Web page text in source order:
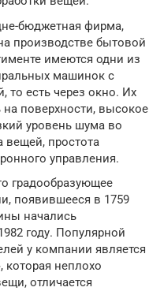
бюджетная фирма,
производстве бытовой
имеются одни из
машинок с
то есть через окно. Их
на поверхности, высокое
уровень шума во
вещей, простота
управления.
градообразующее
появившееся в 1759
начались
году. Популярной
у компании является
которая неплохо
отличается